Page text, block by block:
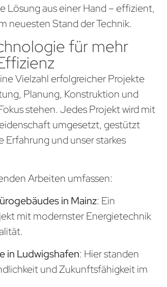
Lösung aus einer Hand – effizient,
neuesten Stand der Technik.
für mehr
Vielzahl erfolgreicher Projekte
Planung, Konstruktion und
stehen. Jedes Projekt wird mit
umgesetzt, gestützt
Erfahrung und unser starkes
Arbeiten umfassen:
in Mainz: Ein
mit modernster Energietechnik
in Ludwigshafen: Hier standen
und Zukunftsfähigkeit im